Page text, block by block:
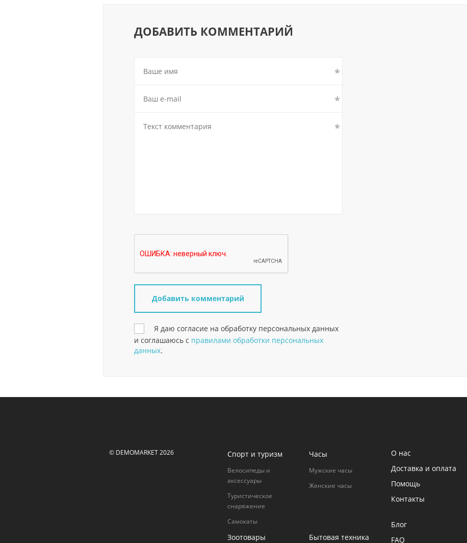
ДОБАВИТЬ КОММЕНТАРИЙ
Я даю согласие на обработку персональных данных
и соглашаюсь с правилами обработки персональных
данных.
© DEMOMARKET 2026 Спорт и туризм
Велосипеды и
аксессуары
Туристическое
снаряжение
Самокаты
Часы
Мужские часы
Женские часы
Зоотовары Бытовая техника
О нас
Доставка и оплата
Помощь
Контакты
Блог
FAQ